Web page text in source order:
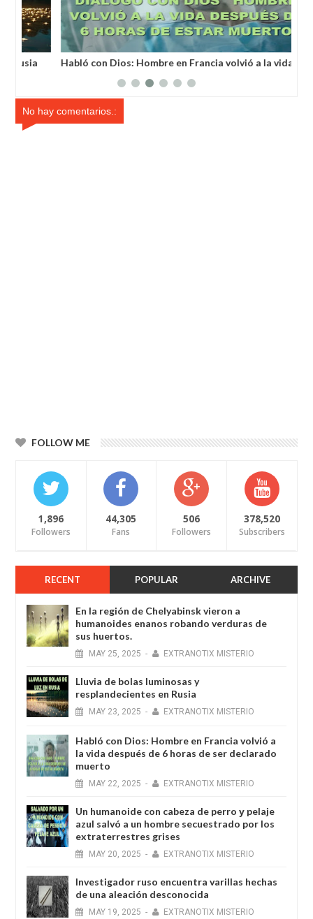
Habló con Dios: Hombre en Francia volvió a la vida
No hay comentarios.:
FOLLOW ME
1,896
Followers
44,305
Fans
506
Followers
378,520
Subscribers
RECENT POPULAR ARCHIVE
En la región de Chelyabinsk vieron a
humanoides enanos robando verduras de
sus huertos.
MAY 25, 2025 - EXTRANOTIX MISTERIO
Lluvia de bolas luminosas y
resplandecientes en Rusia
MAY 23, 2025 - EXTRANOTIX MISTERIO
Habló con Dios: Hombre en Francia volvió a
la vida después de 6 horas de ser declarado
muerto
MAY 22, 2025 - EXTRANOTIX MISTERIO
Un humanoide con cabeza de perro у pelaje
azul salvó a un hombre secuestrado por los
extraterrestres grises
MAY 20, 2025 - EXTRANOTIX MISTERIO
Investigador ruso encuentra varillas hechas
de una aleación desconocida
MAY 19, 2025 - EXTRANOTIX MISTERIO